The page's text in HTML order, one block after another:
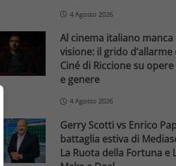
4 Agosto 2026
Al cinema italiano manca
visione: il grido d’allarme
Ciné di Riccione su
e genere
4 Agosto 2026
Gerry Scotti vs Enrico
battaglia estiva di
La Ruota della Fortuna e